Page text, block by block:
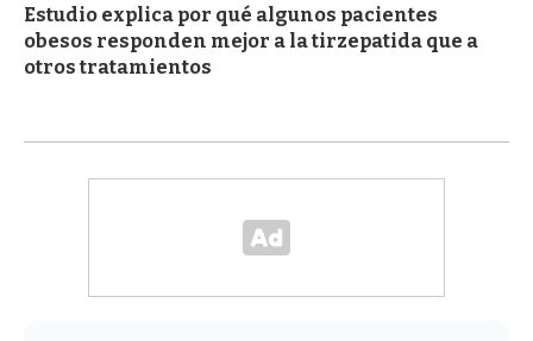
Estudio explica por qué algunos pacientes
obesos responden mejor a la tirzepatida que a
otros tratamientos